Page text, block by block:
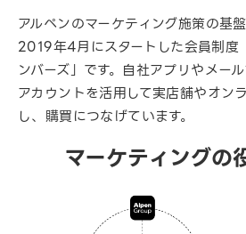
アルペンのマーケティング施策の基
2019年4月にスタートした会員制度
ンバーズ」です。自社アプリやメー
アカウントを活用して実店舗やオン
し、購買につなげています。
マーケティングの